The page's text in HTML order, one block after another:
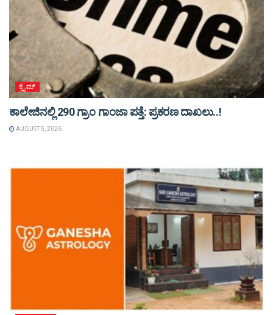
ಕ್ರೈಮ್
ಕಾಲೇಜಿನಲ್ಲಿ 290 ಗ್ರಾಂ ಗಾಂಜಾ ಪತ್ತೆ: ಪ್ರಕರಣ ದಾಖಲು..!
AUGUST 5, 2026